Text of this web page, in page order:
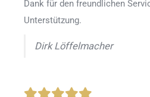
Dank für den freundlichen
Unterstützung.
Dirk Löffelmacher